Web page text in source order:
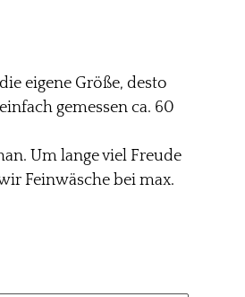
eigene Größe, desto
gemessen ca. 60
Um lange viel Freude
Feinwäsche bei max.